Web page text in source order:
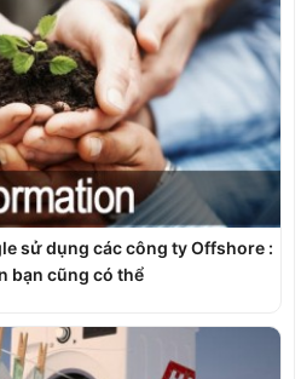
sử dụng các công ty Offshore :
bạn cũng có thể